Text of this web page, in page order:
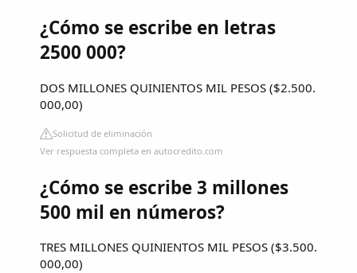
¿Cómo se escribe en letras
2500 000?
DOS MILLONES QUINIENTOS MIL PESOS ($2.500.
000,00)
Solicitud de eliminación
Ver respuesta completa en autocredito.com
¿Cómo se escribe 3 millones
500 mil en números?
TRES MILLONES QUINIENTOS MIL PESOS ($3.500.
000,00)